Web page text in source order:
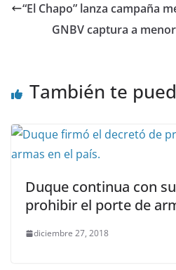
“El Chapo” lanza campaña
GNBV captura a
También te
Duque continua con
prohibir el porte de
diciembre 27, 2018